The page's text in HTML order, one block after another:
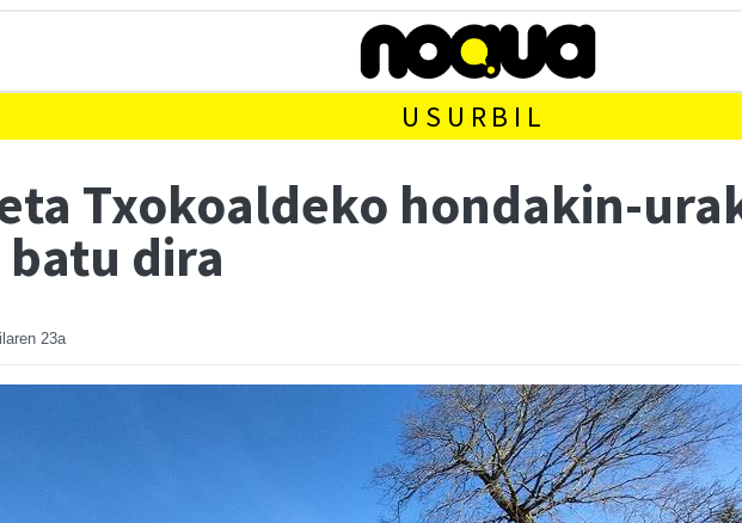
USURBIL
Txokoaldeko hondakin-
dira
23a